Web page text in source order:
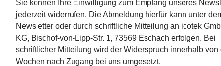
Sie können Ihre Einwilligung zum Empfang unseres
jederzeit widerrufen. Die Abmeldung hierfür kann unter
Newsletter oder durch schriftliche Mitteilung an icotek
KG, Bischof-von-Lipp-Str. 1, 73569 Eschach erfolgen. Bei
schriftlicher Mitteilung wird der Widerspruch innerhalb von
Wochen nach Zugang bei uns umgesetzt.